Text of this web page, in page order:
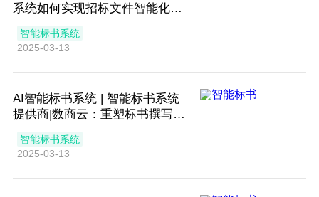
系统如何实现招标文件智能化管
智能标书系统
2025-03-13
AI智能标书系统 | 智能标书系统
提供商|数商云：重塑标书撰写新
智能标书系统
2025-03-13